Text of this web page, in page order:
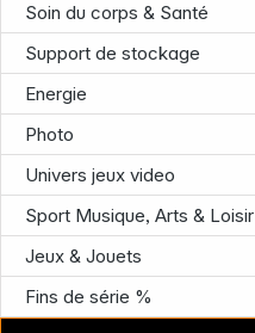
Soin du corps & Santé
Support de stockage
Energie
Photo
Univers jeux video
Sport Musique, Arts & Loisir
Jeux & Jouets
Fins de série %